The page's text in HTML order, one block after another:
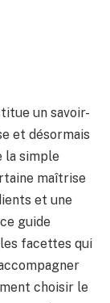
un savoir-
et désormais
la simple
maîtrise
et une
guide
facettes qui
choisir le